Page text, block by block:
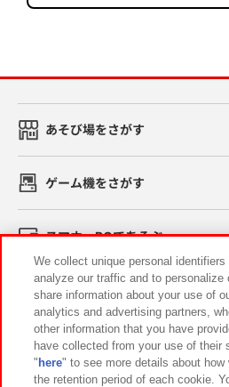
あそび場をさがす
ゲーム機をさがす
スマホ・PCであそぶ
イベント・キャンペーン
関連会社 サステナビリティ
We collect unique personal
analyze our traffic and to personalize
share information about your use of
analytics and advertising partners,
other information that you have
have collected from your use of
" here" to see more details about how
the retention period of each cookie.